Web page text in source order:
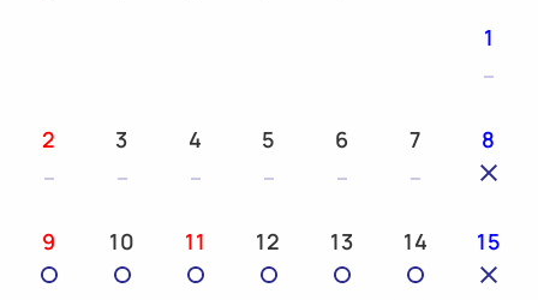
1
2 3 4 5 6 7 8
9 10 11 12 13 14 15